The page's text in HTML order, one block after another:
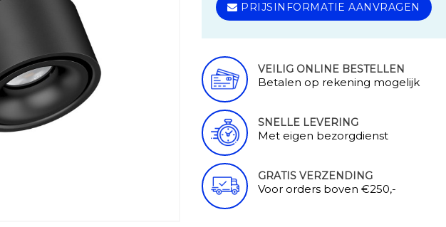
PRIJSINFORMATIE AANVRAGEN
VEILIG ONLINE BESTELLEN
Betalen op rekening mogelijk
SNELLE LEVERING
Met eigen bezorgdienst
GRATIS VERZENDING
Voor orders boven €250,-